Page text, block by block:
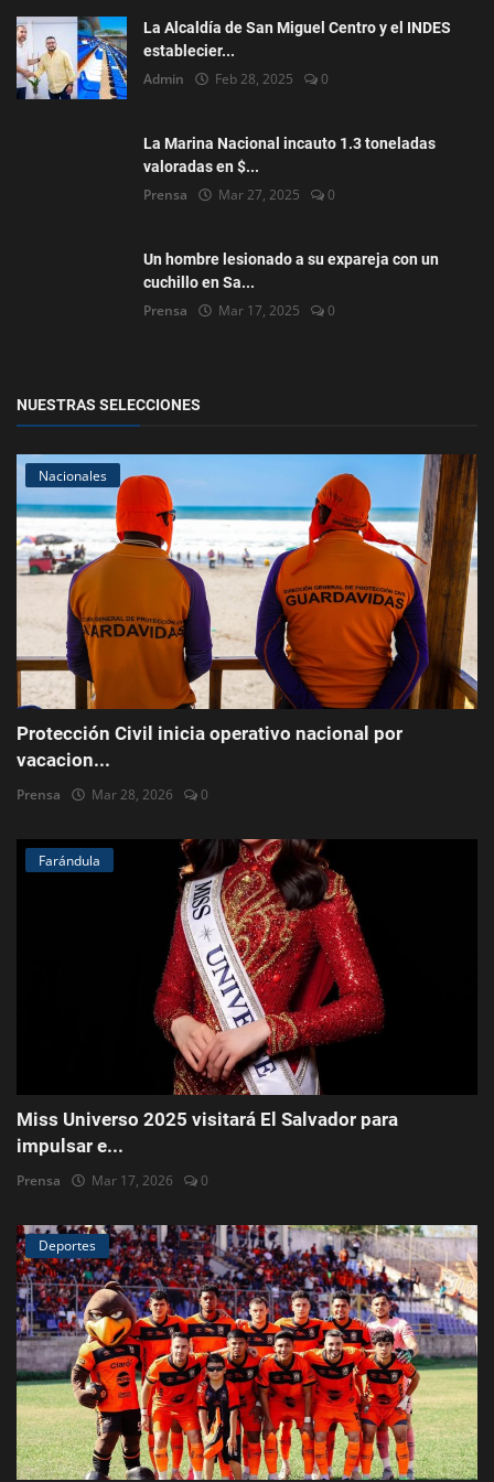
La Alcaldía de San Miguel Centro y el INDES
establecier...
Admin Feb 28, 2025 0
La Marina Nacional incauto 1.3 toneladas
valoradas en $...
Prensa Mar 27, 2025 0
Un hombre lesionado a su expareja con un
cuchillo en Sa...
Prensa Mar 17, 2025 0
NUESTRAS SELECCIONES
Nacionales
Protección Civil inicia operativo nacional por
vacacion...
Prensa Mar 28, 2026 0
Farándula
Miss Universo 2025 visitará El Salvador para
impulsar e...
Prensa Mar 17, 2026 0
Deportes